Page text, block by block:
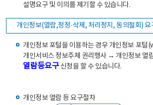
설명요구 및 이의를 제기할 수 있습니다.
개인정보(열람,정정·삭제, 처리정지, 동의철회)
개인정보 포털을 이용하는 경우 개인정보 포
개인서비스 정보주체 권리행사 → 개인정보 열
열람등요구신청을 할 수 있습니다.
개인정보 열람 등 요구절차